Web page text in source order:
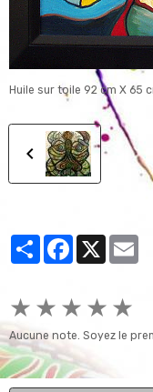
Huile sur toile 92 cm X 65
PartagerFacebook
★ ★ ★ ★ ★
Aucune note. Soyez le